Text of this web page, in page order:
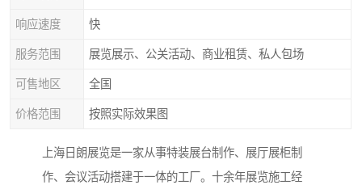
响应速度 快
服务范围 展览展示、公关活动、商业租赁、私人包场
可售地区 全国
价格范围 按照实际效果图
上海日朗展览是一家从事特装展台制作、展厅展柜制
作、会议活动搭建于一体的工厂。十余年展览施工经